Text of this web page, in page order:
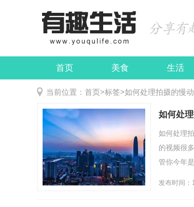
首页 美食 生活
娱乐 民俗
当前位置： 首页>标签>如何处理拍摄的慢
如何处
如何处理
的视频很
管你今年
发布时间：